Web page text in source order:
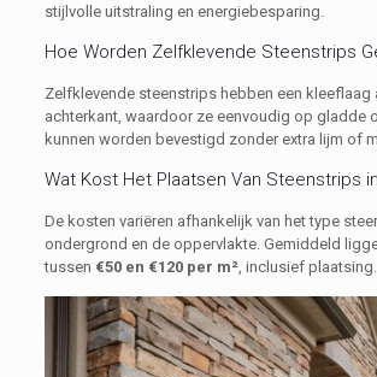
stijlvolle uitstraling en energiebesparing.
Hoe Worden Zelfklevende Steenstrips
Zelfklevende steenstrips hebben een kleeflaag
achterkant, waardoor ze eenvoudig op gladde
kunnen worden bevestigd zonder extra lijm of
Wat Kost Het Plaatsen Van Steenstrips
De kosten variëren afhankelijk van het type
ondergrond en de oppervlakte. Gemiddeld
tussen €50 en €120 per m², inclusief plaatsing.